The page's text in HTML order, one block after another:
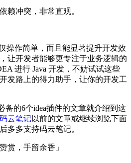
赖冲突，非常直观。
操作简单，而且能显著提升开发效
让开发者能够更专注于业务逻辑的
进行 Java 开发，不妨试试这些
发路上的得力助手，让你的开发工
备的6个idea插件的文章就介绍到这
码云笔记以前的文章或继续浏览下面
多多支持码云笔记。
赏，手留余香」